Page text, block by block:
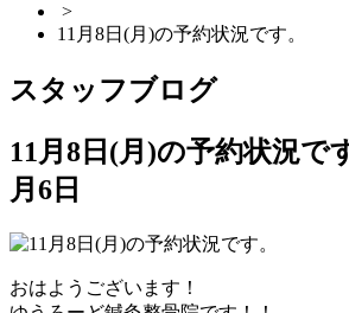
>
11月8日(月)の予約状況です。
スタッフブログ
11月8日(月)の予約状況で
月6日
おはようございます！